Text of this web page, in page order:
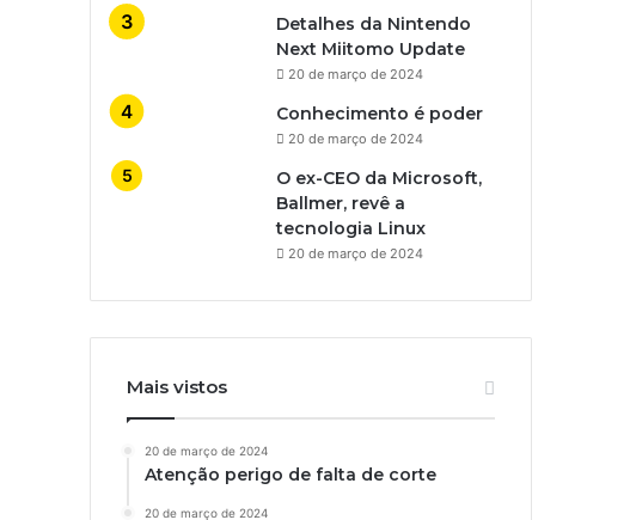
Detalhes da Nintendo
Next Miitomo Update
20 de março de 2024
Conhecimento é poder
20 de março de 2024
O ex-CEO da Microsoft,
Ballmer, revê a
tecnologia Linux
20 de março de 2024
Mais vistos
20 de março de 2024
Atenção perigo de falta de corte
20 de março de 2024